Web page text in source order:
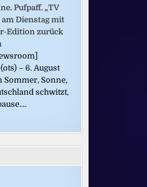
Pufpaff. „TV
Dienstag mit
Edition zurück
– 6. August
Sommer, Sonne,
schwitzt,